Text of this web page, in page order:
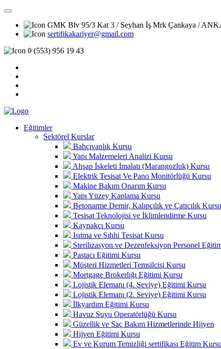
GMK Blv 95/3 Kat 3 / Seyhan İş Mrk Çankaya /
sertifikakariyer@gmail.com
0 (553) 956 19 43
Eğitimler
Sektörel Kurslar
Bahçıvanlık Kursu
Yapı Malzemeleri Analizi Kursu
Ahşap İskeleti İmalatı (Marangozluk) Kursu
Elektrik Tesisat Ve Pano Monitörlüğü Kursu
Makine Bakım Onarım Kursu
Yapı Yüzey Kaplama Kursu
Betonarme Demir, Kalıpçılık ve Çatıcılık Kursu
Tesisat Teknolojisi ve İklimlendirme Kursu
Kaynakçı Kursu
Isıtma ve Sıhhi Tesisat Kursu
Sterilizasyon ve Dezenfeksiyon Personel
Pastacı Eğitimi Kursu
Müşteri Hizmetleri Temsilcisi Kursu
Mortgage Brokerlığı Eğitimi Kursu
Lojistik Elemanı (4. Seviye) Eğitimi Kursu
Lojistik Elemanı (2. Seviye) Eğitimi Kursu
İlkyardım Eğitimi Kursu
Havuz Suyu Operatörlüğü Kursu
Güzellik ve Saç Bakım Hizmetlerinde Hijyen
Hijyen Eğitimi Kursu
Ev ve Kurum Temizliği sertifikası Eğitim Kursu